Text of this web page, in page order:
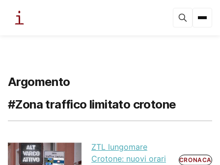
Argomento
#Zona traffico limitato crotone
ZTL lungomare
Crotone: nuovi orari
CRONACA